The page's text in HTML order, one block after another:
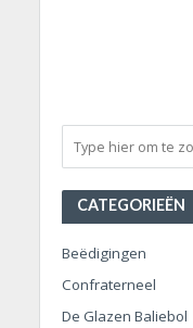
CATEGORIEËN
Beëdigingen
Confraterneel
De Glazen Baliebol